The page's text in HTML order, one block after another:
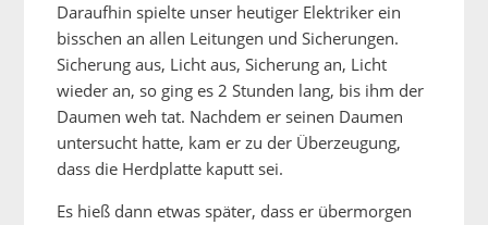
Daraufhin spielte unser heutiger Elektriker ein
bisschen an allen Leitungen und Sicherungen.
Sicherung aus, Licht aus, Sicherung an, Licht
wieder an, so ging es 2 Stunden lang, bis ihm der
Daumen weh tat. Nachdem er seinen Daumen
untersucht hatte, kam er zu der Überzeugung,
dass die Herdplatte kaputt sei.
Es hieß dann etwas später, dass er übermorgen